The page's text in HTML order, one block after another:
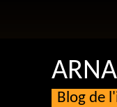
Blog de